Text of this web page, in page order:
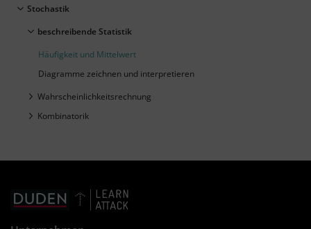
Stochastik
beschreibende Statistik
Häufigkeit und Mittelwert
Diagramme zeichnen und interpretieren
Wahrscheinlichkeitsrechnung
Kombinatorik